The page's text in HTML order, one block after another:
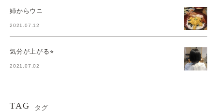
姉からウニ
2021.07.12
気分が上がる⭐︎
2021.07.02
TAG タグ